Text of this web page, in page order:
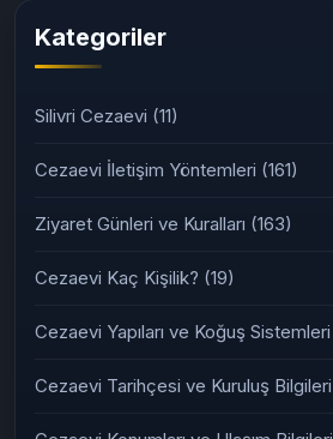
Kategoriler
Silivri Cezaevi (11)
Cezaevi İletişim Yöntemleri (161)
Ziyaret Günleri ve Kuralları (163)
Cezaevi Kaç Kişilik? (19)
Cezaevi Yapıları ve Koğuş Sistemleri
Cezaevi Tarihçesi ve Kuruluş Bilgileri